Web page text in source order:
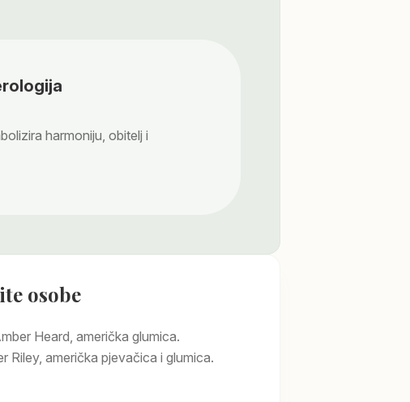
harmoniju, obitelj i
osobe
Heard, američka glumica.
Riley, američka pjevačica i glumica.